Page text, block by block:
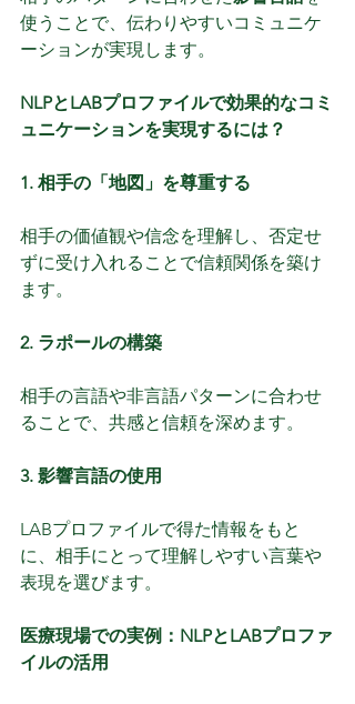
使うことで、伝わりやすいコミュニケ
ーションが実現します。
NLPとLABプロファイルで効果的なコミ
ュニケーションを実現するには？
1. 相手の「地図」を尊重する
相手の価値観や信念を理解し、否定せ
ずに受け入れることで信頼関係を築け
ます。
2. ラポールの構築
相手の言語や非言語パターンに合わせ
ることで、共感と信頼を深めます。
3. 影響言語の使用
LABプロファイルで得た情報をもと
に、相手にとって理解しやすい言葉や
表現を選びます。
医療現場での実例：NLPとLABプロファ
イルの活用